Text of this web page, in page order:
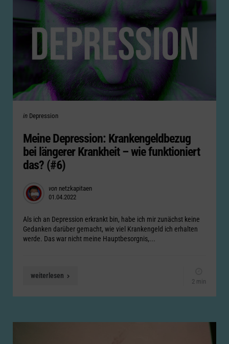
Categories
Posted
in Depression
Meine Depression: Krankengeldbezug
bei längerer Krankheit – wie funktioniert
das? (#6)
Posted
by
von netzkapitaen
01.04.2022
Als ich an Depression erkrankt bin, habe ich mir zunächst keine
Gedanken darüber gemacht, wie viel Krankengeld ich erhalten
werde. Das war nicht meine Hauptbesorgnis,...
weiterlesen
2 min